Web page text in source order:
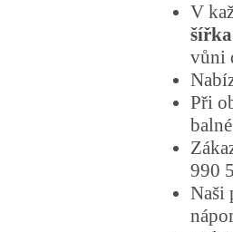
V
vůni
Při
990
Naši